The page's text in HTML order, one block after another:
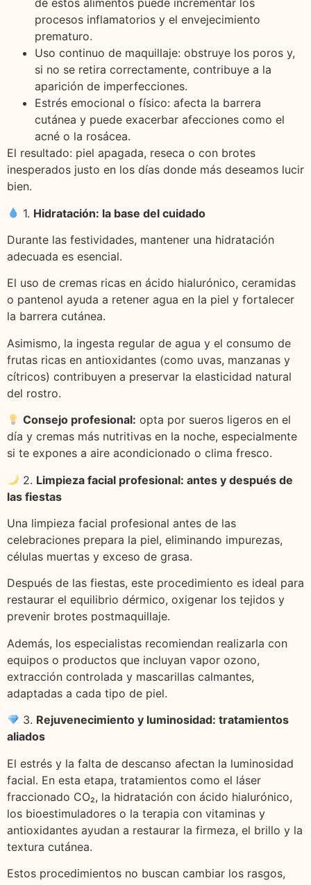
de estos alimentos puede incrementar los
procesos inflamatorios y el envejecimiento
prematuro.
Uso continuo de maquillaje: obstruye los poros y,
si no se retira correctamente, contribuye a la
aparición de imperfecciones.
Estrés emocional o físico: afecta la barrera
cutánea y puede exacerbar afecciones como el
acné o la rosácea.
El resultado: piel apagada, reseca o con brotes
inesperados justo en los días donde más deseamos lucir
bien.
1. Hidratación: la base del cuidado
Durante las festividades, mantener una hidratación
adecuada es esencial.
El uso de cremas ricas en ácido hialurónico, ceramidas
o pantenol ayuda a retener agua en la piel y fortalecer
la barrera cutánea.
Asimismo, la ingesta regular de agua y el consumo de
frutas ricas en antioxidantes (como uvas, manzanas y
cítricos) contribuyen a preservar la elasticidad natural
del rostro.
Consejo profesional: opta por sueros ligeros en el
día y cremas más nutritivas en la noche, especialmente
si te expones a aire acondicionado o clima fresco.
2. Limpieza facial profesional: antes y después de
las fiestas
Una limpieza facial profesional antes de las
celebraciones prepara la piel, eliminando impurezas,
células muertas y exceso de grasa.
Después de las fiestas, este procedimiento es ideal para
restaurar el equilibrio dérmico, oxigenar los tejidos y
prevenir brotes postmaquillaje.
Además, los especialistas recomiendan realizarla con
equipos o productos que incluyan vapor ozono,
extracción controlada y mascarillas calmantes,
adaptadas a cada tipo de piel.
3. Rejuvenecimiento y luminosidad: tratamientos
aliados
El estrés y la falta de descanso afectan la luminosidad
facial. En esta etapa, tratamientos como el láser
fraccionado CO₂, la hidratación con ácido hialurónico,
los bioestimuladores o la terapia con vitaminas y
antioxidantes ayudan a restaurar la firmeza, el brillo y la
textura cutánea.
Estos procedimientos no buscan cambiar los rasgos,